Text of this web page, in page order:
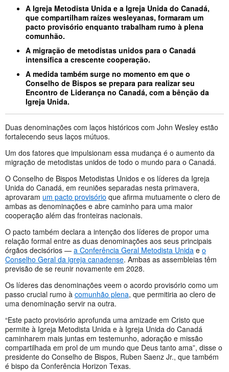
A Igreja Metodista Unida e a Igreja Unida do Canadá,
que compartilham raízes wesleyanas, formaram um
pacto provisório enquanto trabalham rumo à plena
comunhão.
A migração de metodistas unidos para o Canadá
intensifica a crescente cooperação.
A medida também surge no momento em que o
Conselho de Bispos se prepara para realizar seu
Encontro de Liderança no Canadá, com a bênção da
Igreja Unida.
Duas denominações com laços históricos com John Wesley estão
fortalecendo seus laços mútuos.
Um dos fatores que impulsionam essa mudança é o aumento da
migração de metodistas unidos de todo o mundo para o Canadá.
O Conselho de Bispos Metodistas Unidos e os líderes da Igreja
Unida do Canadá, em reuniões separadas nesta primavera,
aprovaram um pacto provisório que afirma mutuamente o clero de
ambas as denominações e abre caminho para uma maior
cooperação além das fronteiras nacionais.
O pacto também declara a intenção dos líderes de propor uma
relação formal entre as duas denominações aos seus principais
órgãos decisórios — a Conferência Geral Metodista Unida e o
Conselho Geral da igreja canadense. Ambas as assembleias têm
previsão de se reunir novamente em 2028.
Os líderes das denominações veem o acordo provisório como um
passo crucial rumo à comunhão plena, que permitiria ao clero de
uma denominação servir na outra.
“Este pacto provisório aprofunda uma amizade em Cristo que
permite à Igreja Metodista Unida e à Igreja Unida do Canadá
caminharem mais juntas em testemunho, adoração e missão
compartilhada em prol de um mundo que Deus tanto ama”, disse o
presidente do Conselho de Bispos, Ruben Saenz Jr., que também
é bispo da Conferência Horizon Texas.